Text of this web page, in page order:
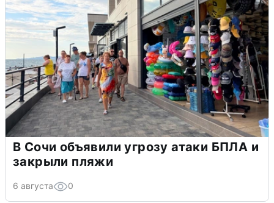
В Сочи объявили угрозу атаки БПЛА и
закрыли пляжи
6 августа 0